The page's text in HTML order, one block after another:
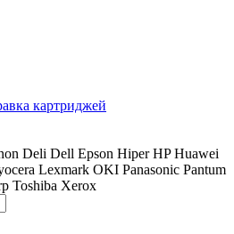
картриджей
Deli Dell Epson Hiper HP Huawei
Lexmark OKI Panasonic Pantum
Toshiba Xerox